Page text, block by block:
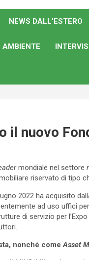
NEWS DALL’ESTERO
AMBIENTE
il nuovo
mondiale nel settore
riservato di tipo
2022 ha acquisito
ad uso uffici
di servizio per
nonché come Asset